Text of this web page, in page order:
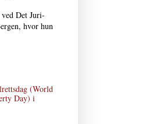
ved Det Juri­
hvor hun
(World
Day) i